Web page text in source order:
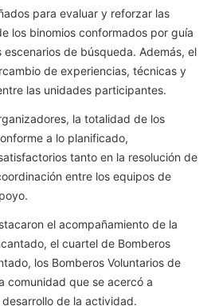
para evaluar y reforzar las
los binomios conformados por guía
de búsqueda. Además, el
de experiencias, técnicas y
las unidades participantes.
la totalidad de los
a lo planificado,
tanto en la resolución de
entre los equipos de
el acompañamiento de la
el cuartel de Bomberos
los Bomberos Voluntarios de
comunidad que se acercó a
de la actividad.